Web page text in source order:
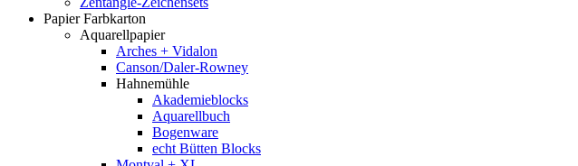
Papier Farbkarton
Aquarellpapier
Arches + Vidalon
Canson/Daler-Rowney
Hahnemühle
Akademieblocks
Aquarellbuch
Bogenware
echt Bütten Blocks